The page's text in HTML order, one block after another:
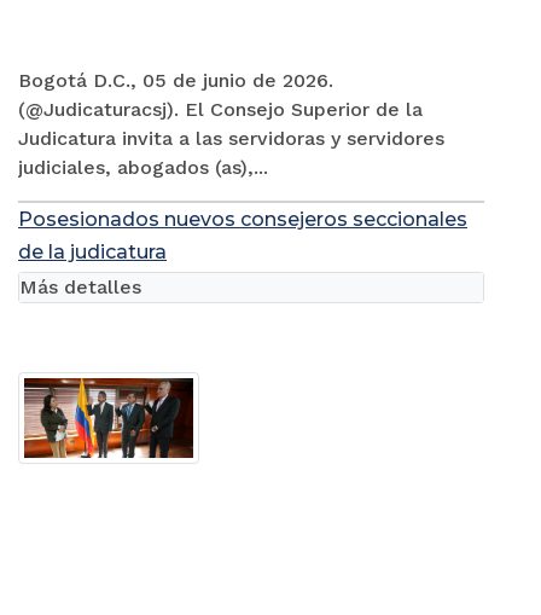
Bogotá D.C., 05 de junio de 2026.
(@Judicaturacsj). El Consejo Superior de la
Judicatura invita a las servidoras y servidores
judiciales, abogados (as),...
Posesionados nuevos consejeros seccionales
de la judicatura
Más detalles